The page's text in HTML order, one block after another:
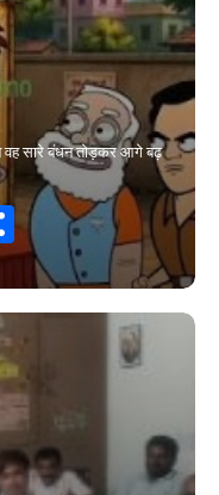
सारे बंधन तोड़कर आगे बढ़
Share